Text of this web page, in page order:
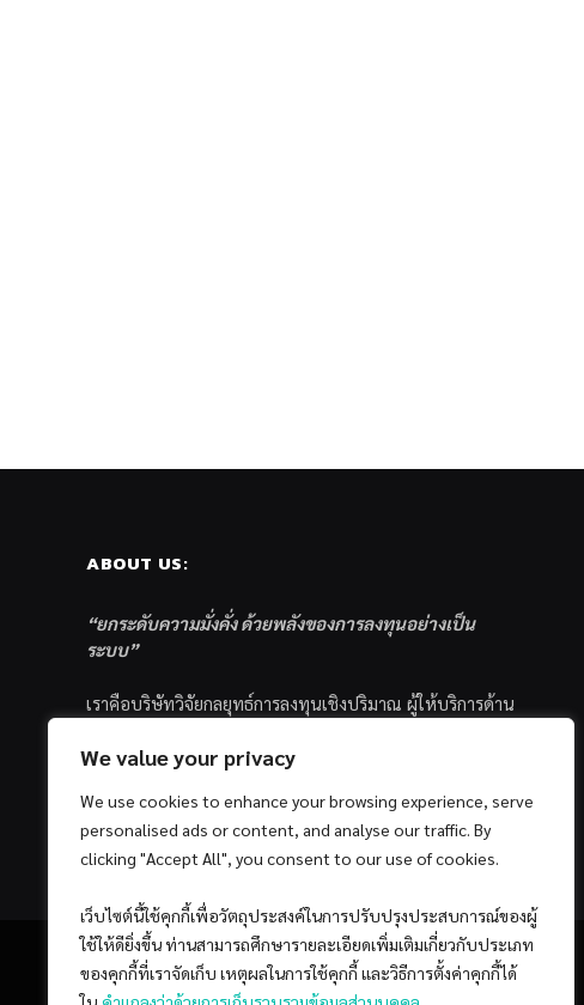
We value your privacy
We use cookies to enhance your browsing experience, serve
personalised ads or content, and analyse our traffic. By
clicking "Accept All", you consent to our use of cookies.
เว็บไซต์นี้ใช้คุกกี้เพื่อวัตถุประสงค์ในการปรับปรุงประสบการณ์ของผู้
ใช้ให้ดียิ่งขึ้น ท่านสามารถศึกษารายละเอียดเพิ่มเติมเกี่ยวกับประเภท
ของคุกกี้ที่เราจัดเก็บ เหตุผลในการใช้คุกกี้ และวิธีการตั้งค่าคุกกี้ได้
ABOUT US:
“ยกระดับความมั่งคั่ง ด้วยพลังของการลงทุนอย่างเป็น
ระบบ”
เราคือบริษัทวิจัยกลยุทธ์การลงทุนเชิงปริมาณ ผู้ให้บริการด้าน
ส่วนบุคคล ซึ่งมีเป้าหมายที่จะช่วยเหลือให้นักลงทุนไทย
ด้วยแนวคิดและกระบวนการลงทุนอย่างเป็นระบบแบบ
Quantitative & Systematic Investing